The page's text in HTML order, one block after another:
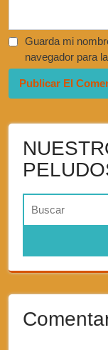
Guarda mi
navegador para